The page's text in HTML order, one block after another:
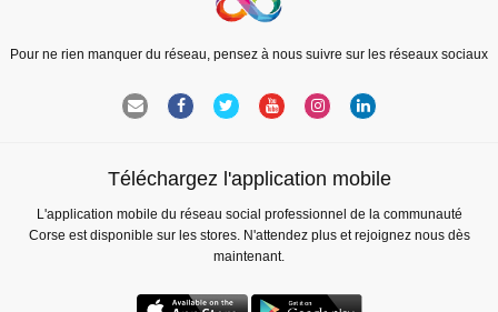
Pour ne rien manquer du réseau, pensez à nous suivre sur les réseaux sociaux
Téléchargez l'application mobile
L'application mobile du réseau social professionnel de la communauté
Corse est disponible sur les stores. N'attendez plus et rejoignez nous dès
maintenant.